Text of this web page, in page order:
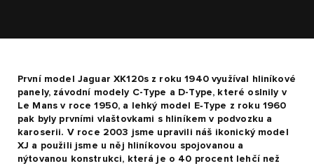
První model Jaguar XK120s z roku 1940 využíval hliníkové
panely, závodní modely C-Type a D-Type, které oslnily v
Le Mans v roce 1950, a lehký model E‑Type z roku 1960
pak byly prvními vlaštovkami s hliníkem v podvozku a
karoserii. V roce 2003 jsme upravili náš ikonický model
XJ a použili jsme u něj hliníkovou spojovanou a
nýtovanou konstrukci, která je o 40 procent lehčí než